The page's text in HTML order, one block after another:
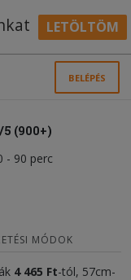
LETÖLTÖM
BELÉPÉS
5 (900+)
- 90 perc
MÓDOK
4465 Ft-tól, 57cm-